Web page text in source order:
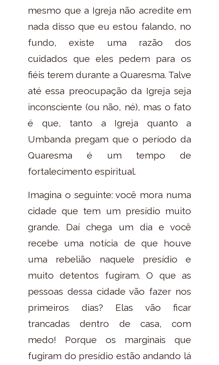
mesmo que a Igreja não acredite em
nada disso que eu estou falando, no
fundo, existe uma razão dos
cuidados que eles pedem para os
fiéis terem durante a Quaresma. Talve
até essa preocupação da Igreja seja
inconsciente (ou não, né), mas o fato
é que, tanto a Igreja quanto a
Umbanda pregam que o período da
Quaresma é um tempo de
fortalecimento espiritual.
Imagina o seguinte: você mora numa
cidade que tem um presídio muito
grande. Daí chega um dia e você
recebe uma notícia de que houve
uma rebelião naquele presídio e
muito detentos fugiram. O que as
pessoas dessa cidade vão fazer nos
primeiros dias? Elas vão ficar
trancadas dentro de casa, com
medo! Porque os marginais que
fugiram do presídio estão andando lá